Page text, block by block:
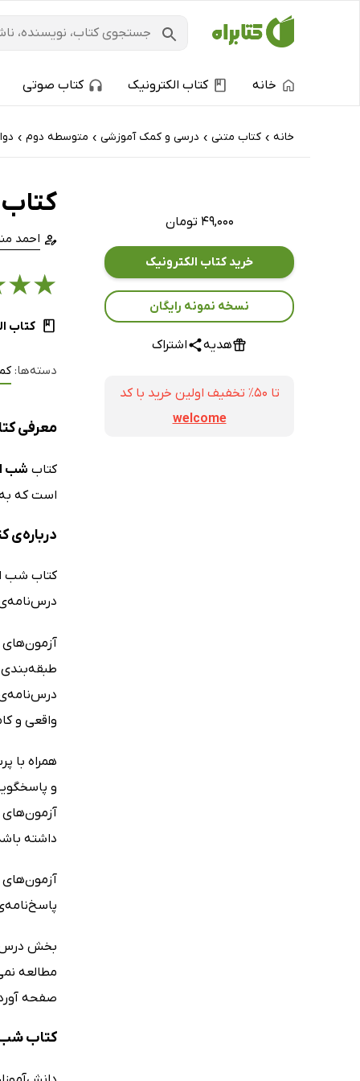
خانه کتاب الکترونیک کتاب صوتی
خانه › کتاب‌ متنی › درسی و کمک آموزشی › متوسطه دوم ›
۴۹,۰۰۰ تومان
خرید کتاب الکترونیک
نسخه نمونه رایگان
هدیه اشتراک
تا ۵۰٪ تخفیف اولین خرید با کد
welcome
کتاب شب
احمد
★
★
کتاب
دسته‌ها:
معرفی کتاب
کتاب شب
است که به
درباره‌ی
کتاب شب
واقعی و
همراه با
و
داشته
بخش
صفحه
کتاب شب